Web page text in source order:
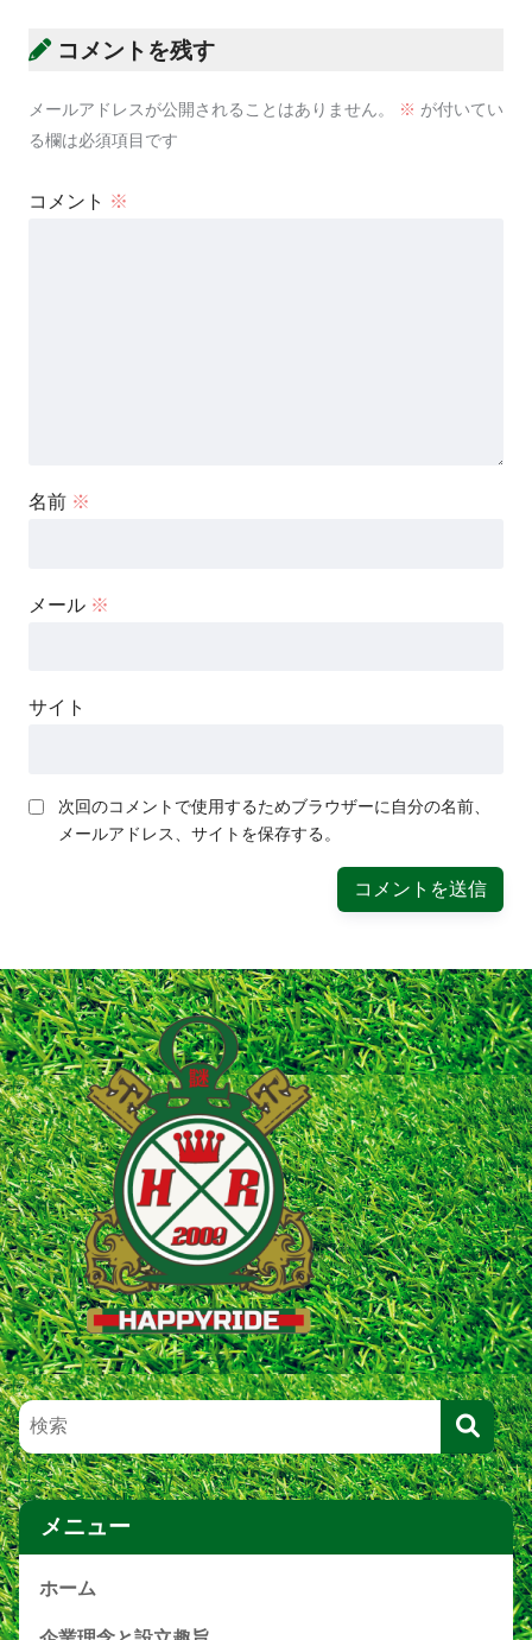
コメントを残す
メールアドレスが公開されることはありません。 ※ が付いてい
る欄は必須項目です
コメント ※
名前 ※
メール ※
サイト
次回のコメントで使用するためブラウザーに自分の名前、
メールアドレス、サイトを保存する。
メニュー
ホーム